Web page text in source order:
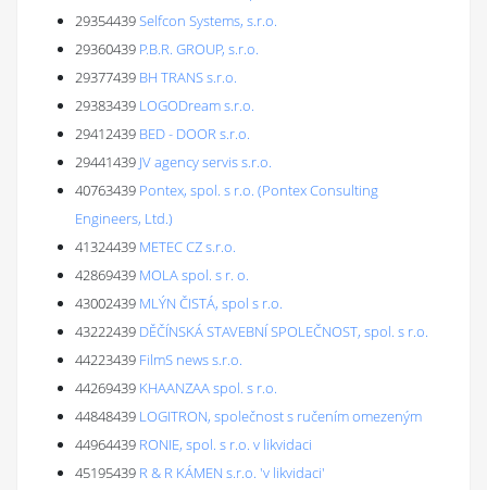
29354439Selfcon Systems, s.r.o.
29360439 P.B.R. GROUP, s.r.o.
29377439 BH TRANS s.r.o.
29383439 LOGODream s.r.o.
29412439 BED - DOOR s.r.o.
29441439 JV agency servis s.r.o.
40763439 Pontex, spol. s r.o. (Pontex Consulting
Engineers, Ltd.)
41324439 METEC CZ s.r.o.
42869439 MOLA spol. s r. o.
43002439 MLÝN ČISTÁ, spol s r.o.
43222439 DĚČÍNSKÁ STAVEBNÍ SPOLEČNOST, spol. s r.o.
44223439 FilmS news s.r.o.
44269439 KHAANZAA spol. s r.o.
44848439 LOGITRON, společnost s ručením omezeným
44964439 RONIE, spol. s r.o. v likvidaci
45195439 R & R KÁMEN s.r.o. 'v likvidaci'